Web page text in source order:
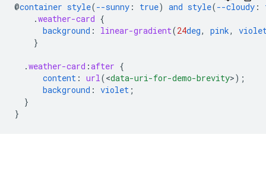
@container style(--sunny : true) and style(--cloudy :
.weather-card {
background : linear-gradient(24deg, pink,
}
.weather-card :after {
content : url (<data-uri-for-demo-brevity>);
background : violet ;
}
}